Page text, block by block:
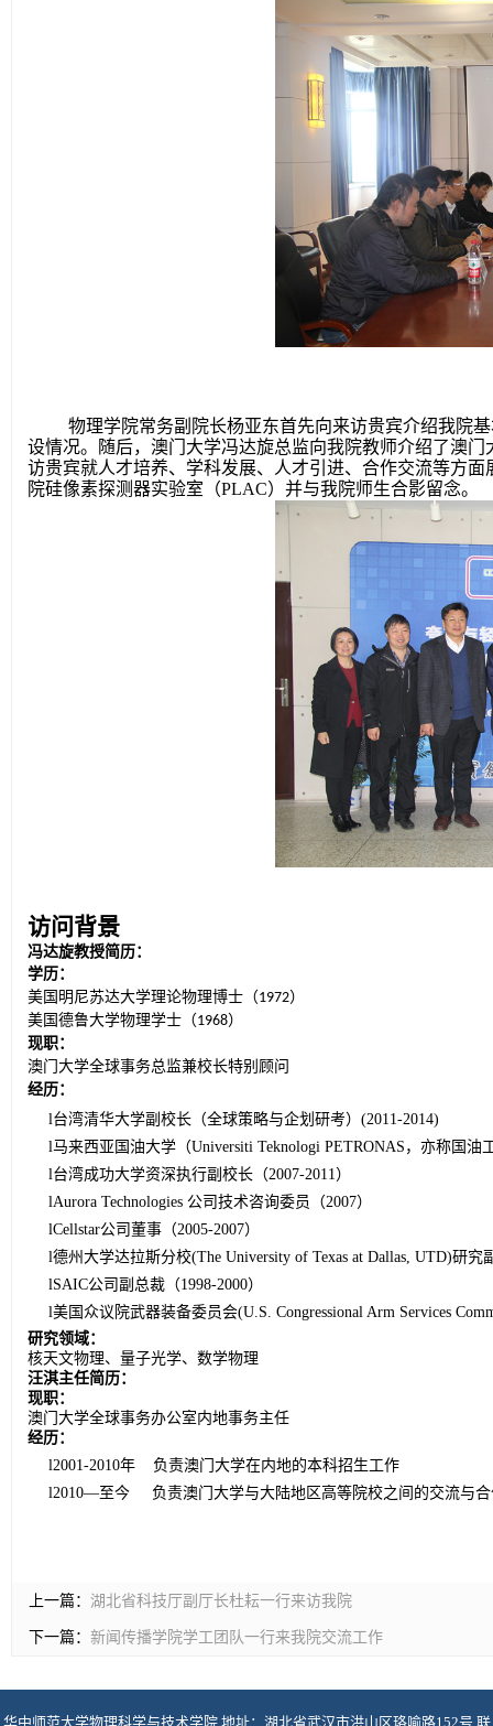
物理学院常务副院长杨亚东首先向来访贵宾介绍我院
设情况。随后，澳门大学冯达旋总监向我院教师介绍了澳
访贵宾就人才培养、学科发展、人才引进、合作交流等方
院硅像素探测器实验室（PLAC）并与我院师生合影留念。
访问背景
冯达旋教授简历：
学历：
美国明尼苏达大学理论物理博士（1972）
美国德鲁大学物理学士（1968）
现职：
澳门大学全球事务总监兼校长特别顾问
经历：
l台湾清华大学副校长（全球策略与企划研考）(2011-2014)
l马来西亚国油大学（Universiti Teknologi PETRONAS ， 亦称国油
l台湾成功大学资深执行副校长（2007-2011）
lAurora Technologies 公司技术咨询委员（2007）
lCellstar公司董事（2005-2007）
l德州大学达拉斯分校(The University of Texas at Dallas, UTD)研究
lSAIC公司副总裁（1998-2000）
l美国众议院武器装备委员会(U.S. Congressional Arm Services
研究领域：
核天文物理、量子光学、数学物理
汪淇主任简历：
现职：
澳门大学全球事务办公室内地事务主任
经历：
l2001-2010年 负责澳门大学在内地的本科招生工作
l2010—至今 负责澳门大学与大陆地区高等院校之间的交流与合
上一篇： 湖北省科技厅副厅长杜耘一行来访我院
下一篇： 新闻传播学院学工团队一行来我院交流工作
华中师范大学物理科学与技术学院 地址：湖北省武汉市洪山区珞喻路152号 联